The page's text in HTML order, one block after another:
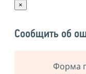
×
Сообщить об
Форма